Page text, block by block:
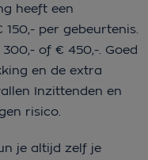
heeft een
per gebeurtenis.
of € 450,-. Goed
en de extra
Inzittenden en
risico.
je altijd zelf je